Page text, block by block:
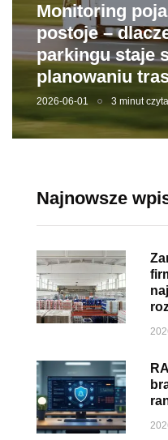
Monitoring
postoje –
parkingu staje
planowaniu
2026-06-01 3 minut
Najnowsze